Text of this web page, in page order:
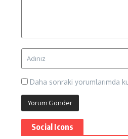
Daha sonraki yorumlarımda
Social Icons